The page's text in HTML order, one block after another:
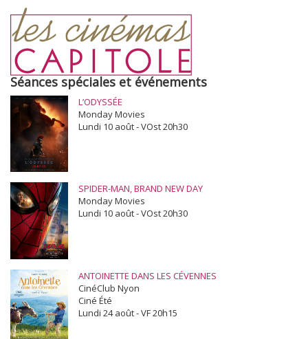
Séances spéciales et événements
L’ODYSSÉE
Monday Movies
Lundi 10 août - VOst 20h30
SPIDER-MAN, BRAND NEW DAY
Monday Movies
Lundi 10 août - VOst 20h30
ANTOINETTE DANS LES CÉVENNES
CinéClub Nyon
Ciné Été
Lundi 24 août - VF 20h15